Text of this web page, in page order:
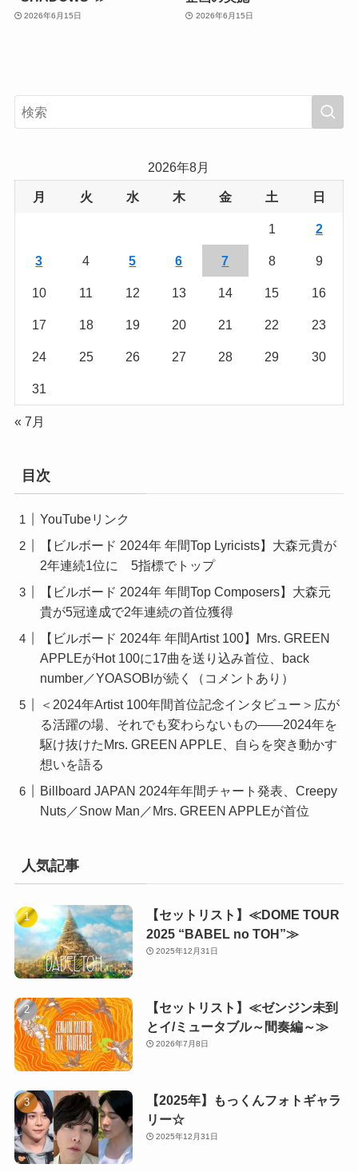
2026年6月15日 2026年6月15日
2026年8月
月 火 水 木 金 土 日
1 2
3 4 5 6 7 8 9
10 11 12 13 14 15 16
17 18 19 20 21 22 23
24 25 26 27 28 29 30
31
« 7月
目次
YouTubeリンク
【ビルボード 2024年 年間Top Lyricists】大森元貴が
2年連続1位に 5指標でトップ
【ビルボード 2024年 年間Top Composers】大森元
貴が5冠達成で2年連続の首位獲得
【ビルボード 2024年 年間Artist 100】Mrs. GREEN
APPLEがHot 100に17曲を送り込み首位、back
number／YOASOBIが続く（コメントあり）
＜2024年Artist 100年間首位記念インタビュー＞広が
る活躍の場、それでも変わらないもの――2024年を
駆け抜けたMrs. GREEN APPLE、自らを突き動かす
想いを語る
Billboard JAPAN 2024年年間チャート発表、Creepy
Nuts／Snow Man／Mrs. GREEN APPLEが首位
人気記事
【セットリスト】≪DOME TOUR
2025 “BABEL no TOH”≫
2025年12月31日
【セットリスト】≪ゼンジン未到
とイ/ミュータブル～間奏編～≫
2026年7月8日
【2025年】もっくんフォトギャラ
リー☆
2025年12月31日